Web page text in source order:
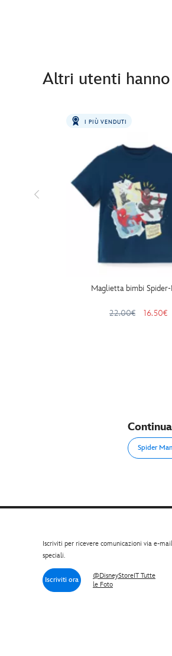
Altri utenti
I PIÙ VENDUTI
Maglietta bimbi
22.00€ 16.50€
Spider Man
Iscriviti per ricevere comunicazioni via e-
speciali.
Iscriviti ora
@DisneyStoreIT Tutte
le Foto